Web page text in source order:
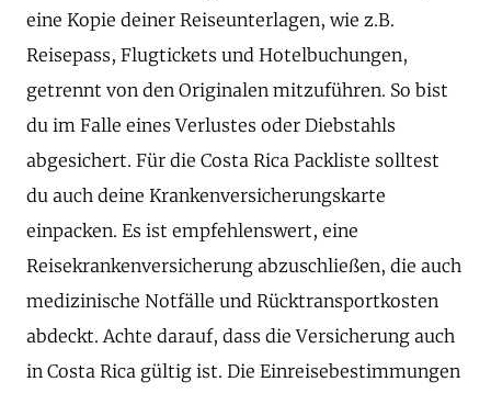
eine Kopie deiner Reiseunterlagen, wie z.B.
Reisepass, Flugtickets und Hotelbuchungen,
getrennt von den Originalen mitzuführen. So bist
du im Falle eines Verlustes oder Diebstahls
abgesichert. Für die Costa Rica Packliste solltest
du auch deine Krankenversicherungskarte
einpacken. Es ist empfehlenswert, eine
Reisekrankenversicherung abzuschließen, die auch
medizinische Notfälle und Rücktransportkosten
abdeckt. Achte darauf, dass die Versicherung auch
in Costa Rica gültig ist. Die Einreisebestimmungen